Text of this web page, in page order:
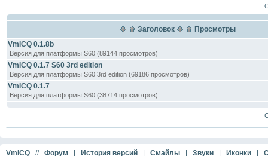
Заголовок
Просмотры
VmICQ 0.1.8b
Версия для платформы S60 (89144 просмотров)
VmICQ 0.1.7 S60 3rd edition
Версия для платформы S60 3rd edition (69186 просмотров)
VmICQ 0.1.7
Версия для платформы S60 (38714 просмотров)
VmICQ // Форум | История версий | Смайлы | Звуки | Иконки |